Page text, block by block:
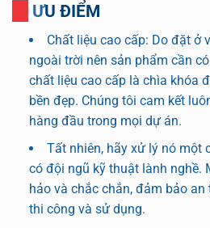
ƯU ĐIỂM
Chất liệu cao cấp: Do đặt ở
ngoài trời nên sản phẩm cần
chất liệu cao cấp là chìa khóa
bền đẹp. Chúng tôi cam kết
hàng đầu trong mọi dự án.
Tất nhiên, hãy xử lý nó một
có đội ngũ kỹ thuật lành nghề.
hảo và chắc chắn, đảm bảo
thi công và sử dụng.